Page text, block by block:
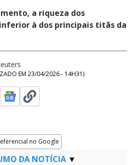
a riqueza dos
à dos principais titãs da
EM 23/04/2026 - 14H31)
no Google
DA NOTÍCIA